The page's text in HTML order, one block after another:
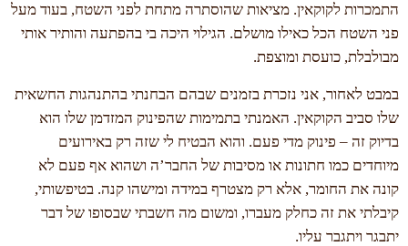
התמכרות לקוקאין. מציאות שהוסתרה מתחת לפני השטח, בעוד מעל
פני השטח הכל כאילו מושלם. הגילוי היכה בי בהפתעה והותיר אותי
מבולבלת, כועסת ומוצפת.
במבט לאחור, אני נזכרת בזמנים שבהם הבחנתי בהתנהגות החשאית
שלו סביב הקוקאין. האמנתי בתמימות שהפינוק המזדמן שלו הוא
בדיוק זה – פינוק מדי פעם. והוא הבטיח לי שזה רק באירועים
מיוחדים כמו חתונות או מסיבות של החבר’ה ושהוא אף פעם לא
קונה את החומר, אלא רק מצטרף במידה ומישהו קנה. בטיפשותי,
קיבלתי את זה כחלק מעברו, ומשום מה חשבתי שבסופו של דבר
יתבגר ויתגבר עליו.